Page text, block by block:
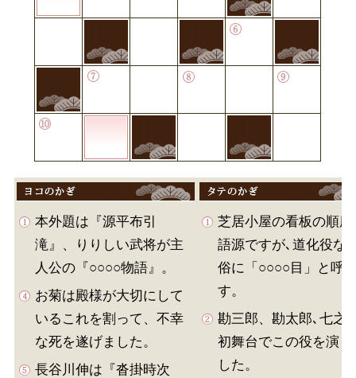
本外題は『源平布引
滝』、りりしい武将が主
人公の『○○○○物語』。
お菊は殿様が大切にして
いるこれを割って、不幸
な死を遂げました。
長谷川伸は『沓掛時次
芝居小屋の看板の順序
語源ですが､道化役な
俗に「○○○○目」と呼
す。
勘三郎、勘太郎､七之
初舞台でこの役を演じ
した。